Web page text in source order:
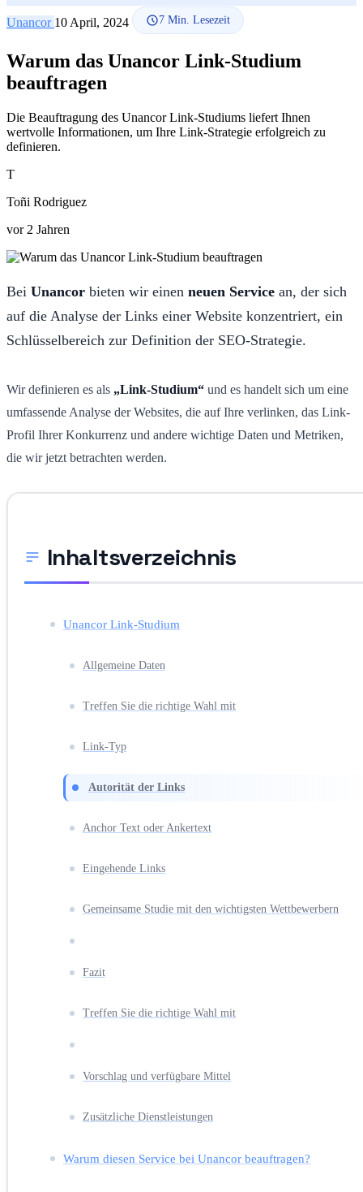
Unancor 10 April, 2024 7 Min. Lesezeit
Warum das Unancor Link-Studium
beauftragen
Die Beauftragung des Unancor Link-Studiums liefert Ihnen
wertvolle Informationen, um Ihre Link-Strategie erfolgreich zu
definieren.
T
Toñi Rodriguez
vor 2 Jahren
Bei Unancor bieten wir einen neuen Service an, der sich
auf die Analyse der Links einer Website konzentriert, ein
Schlüsselbereich zur Definition der SEO-Strategie.
Wir definieren es als „Link-Studium“ und es handelt sich um eine
umfassende Analyse der Websites, die auf Ihre verlinken, das Link-
Profil Ihrer Konkurrenz und andere wichtige Daten und Metriken,
die wir jetzt betrachten werden.
Inhaltsverzeichnis
Unancor Link-Studium
Allgemeine Daten
Treffen Sie die richtige Wahl mit
Link-Typ
Autorität der Links
Anchor Text oder Ankertext
Eingehende Links
Gemeinsame Studie mit den wichtigsten Wettbewerbern
Fazit
Treffen Sie die richtige Wahl mit
Vorschlag und verfügbare Mittel
Zusätzliche Dienstleistungen
Warum diesen Service bei Unancor beauftragen?